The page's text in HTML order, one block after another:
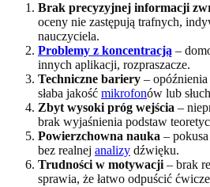
Brak precyzyjnej informacji
oceny nie zastępują trafnych,
nauczyciela.
Problemy z koncentracją –
innych aplikacji, rozpraszacze.
Techniczne bariery –
słaba jakość mikrofonów lub
Zbyt wysoki próg wejścia –
brak wyjaśnienia podstaw
Powierzchowna nauka –
bez realnej analizy dźwięku.
Trudności w motywacji – brak
sprawia, że łatwo odpuścić